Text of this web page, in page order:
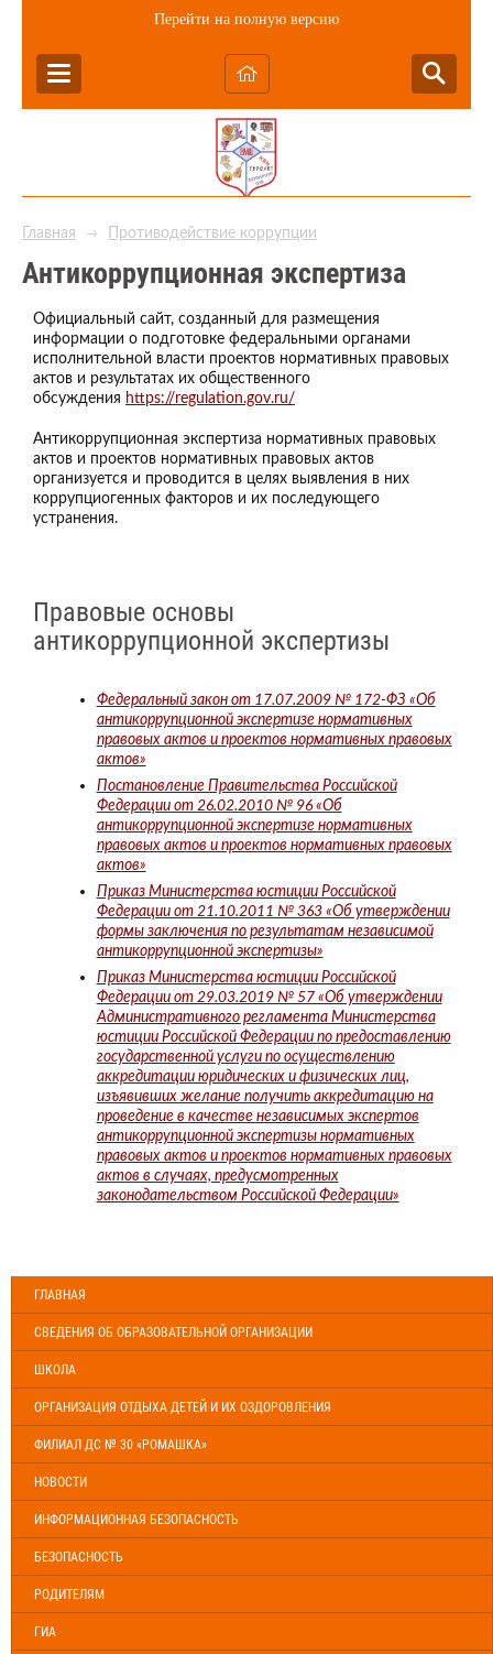
Перейти на полную версию
Главная → Противодействие коррупции
Антикоррупционная экспертиза
Официальный сайт, созданный для размещения
информации о подготовке федеральными органами
исполнительной власти проектов нормативных правовых
актов и результатах их общественного
обсуждения https://regulation.gov.ru/
Антикоррупционная экспертиза нормативных правовых
актов и проектов нормативных правовых актов
организуется и проводится в целях выявления в них
коррупциогенных факторов и их последующего
устранения.
Правовые основы
антикоррупционной экспертизы
Федеральный закон от 17.07.2009 № 172-ФЗ «Об
антикоррупционной экспертизе нормативных
правовых актов и проектов нормативных правовых
актов»
Постановление Правительства Российской
Федерации от 26.02.2010 № 96 «Об
антикоррупционной экспертизе нормативных
правовых актов и проектов нормативных правовых
актов»
Приказ Министерства юстиции Российской
Федерации от 21.10.2011 № 363 «Об утверждении
формы заключения по результатам независимой
антикоррупционной экспертизы»
Приказ Министерства юстиции Российской
Федерации от 29.03.2019 № 57 «Об утверждении
Административного регламента Министерства
юстиции Российской Федерации по предоставлению
государственной услуги по осуществлению
аккредитации юридических и физических лиц,
изъявивших желание получить аккредитацию на
проведение в качестве независимых экспертов
антикоррупционной экспертизы нормативных
правовых актов и проектов нормативных правовых
актов в случаях, предусмотренных
законодательством Российской Федерации»
ГЛАВНАЯ
СВЕДЕНИЯ ОБ ОБРАЗОВАТЕЛЬНОЙ ОРГАНИЗАЦИИ
ШКОЛА
ОРГАНИЗАЦИЯ ОТДЫХА ДЕТЕЙ И ИХ ОЗДОРОВЛЕНИЯ
ФИЛИАЛ ДС № 30 «РОМАШКА»
НОВОСТИ
ИНФОРМАЦИОННАЯ БЕЗОПАСНОСТЬ
БЕЗОПАСНОСТЬ
РОДИТЕЛЯМ
ГИА